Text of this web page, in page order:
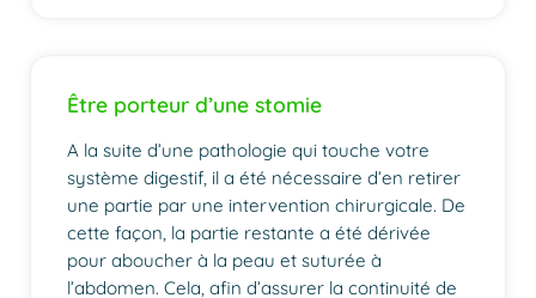
Être porteur d’une stomie
A la suite d’une pathologie qui touche votre
système digestif, il a été nécessaire d’en retirer
une partie par une intervention chirurgicale. De
cette façon, la partie restante a été dérivée
pour aboucher à la peau et suturée à
l’abdomen. Cela, afin d’assurer la continuité de